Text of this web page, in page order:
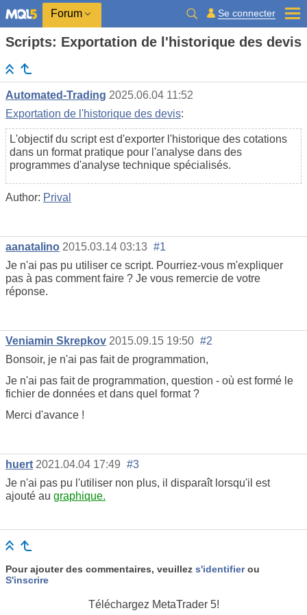
Forum Se connecter
Scripts: Exportation de l'historique des devis
Automated-Trading 2025.06.04 11:52
Exportation de l'historique des devis:
L'objectif du script est d'exporter l'historique des cotations
dans un format pratique pour l'analyse dans des
programmes d'analyse technique spécialisés.
Author: Prival
aanatalino 2015.03.14 03:13 #1
Je n'ai pas pu utiliser ce script. Pourriez-vous m'expliquer
pas à pas comment faire ? Je vous remercie de votre
réponse.
Veniamin Skrepkov 2015.09.15 19:50 #2
Bonsoir, je n'ai pas fait de programmation,
Je n'ai pas fait de programmation, question - où est formé le
fichier de données et dans quel format ?
Merci d'avance !
huert 2021.04.04 17:49 #3
Je n'ai pas pu l'utiliser non plus, il disparaît lorsqu'il est
ajouté au graphique.
Pour ajouter des commentaires, veuillez s'identifierou
S'inscrire
Téléchargez MetaTrader 5!